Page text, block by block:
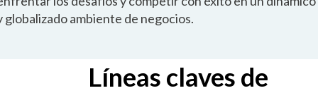
globalizado ambiente de negocios.
Líneas claves de